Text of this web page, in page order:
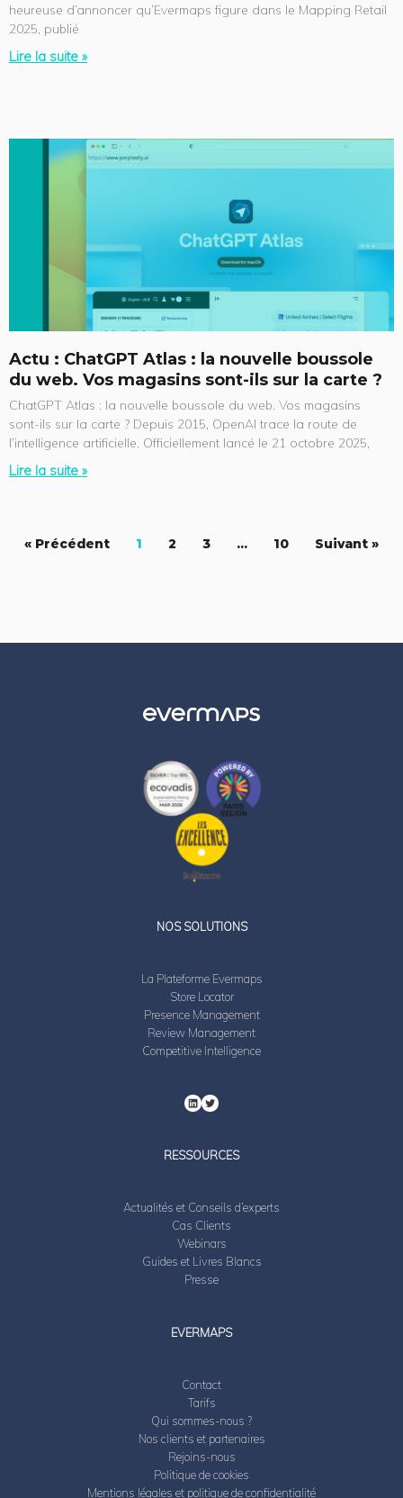
heureuse d’annoncer qu’Evermaps figure dans le Mapping Retail
2025, publié
Lire la suite »
Actu : ChatGPT Atlas : la nouvelle boussole
du web. Vos magasins sont-ils sur la carte ?
ChatGPT Atlas : la nouvelle boussole du web. Vos magasins
sont-ils sur la carte ? Depuis 2015, OpenAI trace la route de
l’intelligence artificielle. Officiellement lancé le 21 octobre 2025,
Lire la suite »
« Précédent 1 2 3 … 10 Suivant »
NOS SOLUTIONS
La Plateforme Evermaps
Store Locator
Presence Management
Review Management
Competitive Intelligence
RESSOURCES
Actualités et Conseils d’experts
Cas Clients
Webinars
Guides et Livres Blancs
Presse
EVERMAPS
Contact
Tarifs
Qui sommes-nous ?
Nos clients et partenaires
Rejoins-nous
Politique de cookies
Mentions légales et politique de confidentialité